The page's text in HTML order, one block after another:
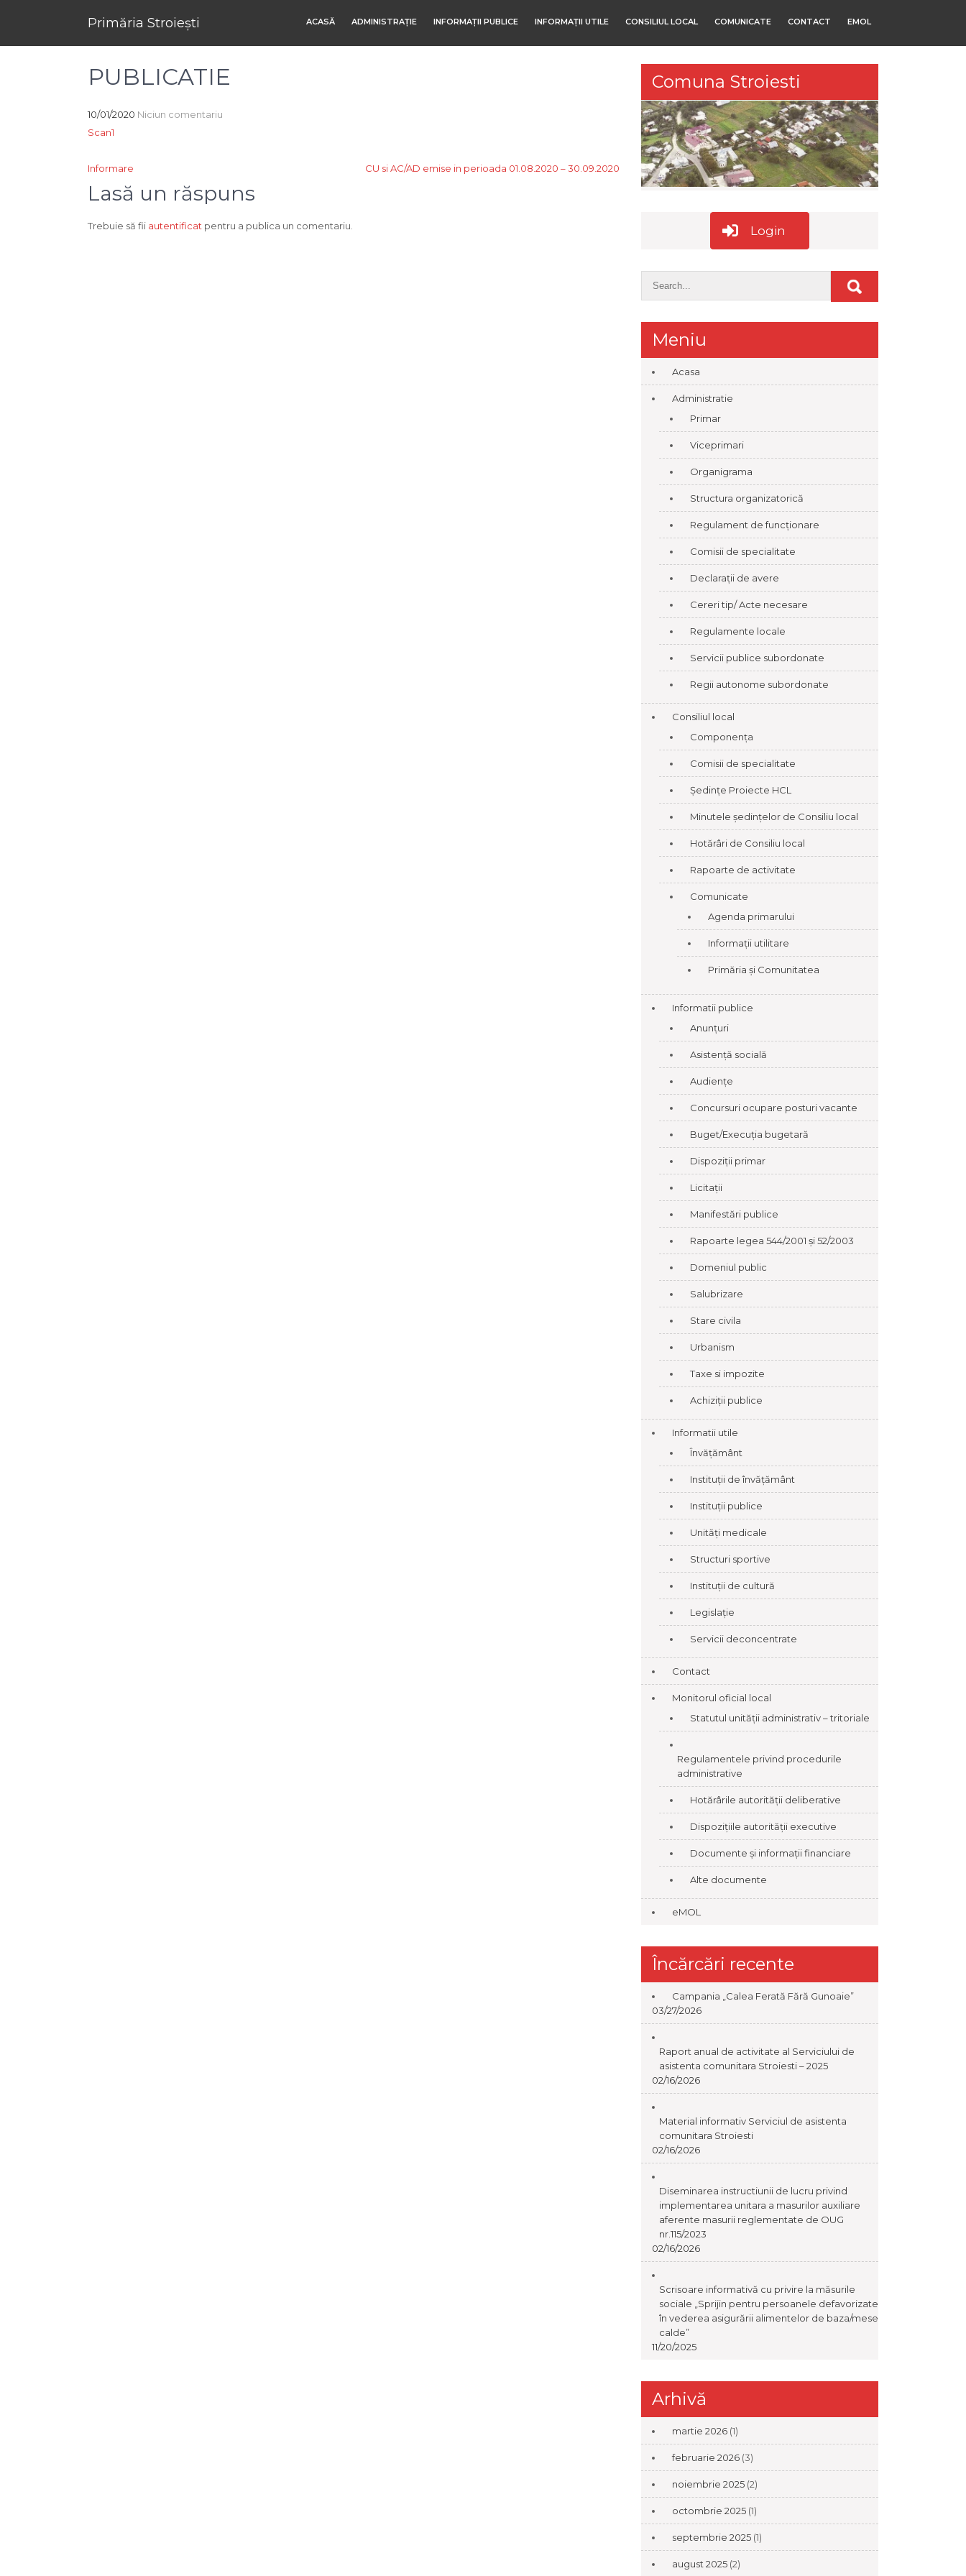
Primăria Stroiești ACASĂ ADMINISTRAȚIE INFORMAȚII PUBLICE INFORMAȚII UTILE CONSILIUL LOCAL COMUNICATE CONTACT EMOL
PUBLICATIE
10/01/2020 Niciun comentariu
Scan1
Navigare
în
Informare CU si AC/AD emise in perioada 01.08.2020 – 30.09.2020
Lasă un răspuns
Trebuie să fii autentificat pentru a publica un comentariu.
Comuna Stroiesti
Login
Meniu
Acasa
Administratie
Primar
Viceprimari
Organigrama
Structura organizatorică
Regulament de funcționare
Comisii de specialitate
Declarații de avere
Cereri tip/ Acte necesare
Regulamente locale
Servicii publice subordonate
Regii autonome subordonate
Consiliul local
Componența
Comisii de specialitate
Ședințe Proiecte HCL
Minutele ședințelor de Consiliu local
Hotărâri de Consiliu local
Rapoarte de activitate
Comunicate
Agenda primarului
Informații utilitare
Primăria și Comunitatea
Informatii publice
Anunțuri
Asistență socială
Audiențe
Concursuri ocupare posturi vacante
Buget/Execuția bugetară
Dispoziții primar
Licitații
Manifestări publice
Rapoarte legea 544/2001 și 52/2003
Domeniul public
Salubrizare
Stare civila
Urbanism
Taxe si impozite
Achiziții publice
Informatii utile
Învățământ
Instituții de învățământ
Instituții publice
Unități medicale
Structuri sportive
Instituții de cultură
Legislație
Servicii deconcentrate
Contact
Monitorul oficial local
Statutul unității administrativ – tritoriale
Regulamentele privind procedurile
administrative
Hotărârile autorității deliberative
Dispozițiile autorității executive
Documente și informații financiare
Alte documente
eMOL
Încărcări recente
Campania „Calea Ferată Fără Gunoaie”
03/27/2026
Raport anual de activitate al Serviciului de
asistenta comunitara Stroiesti – 2025
02/16/2026
Material informativ Serviciul de asistenta
comunitara Stroiesti
02/16/2026
Diseminarea instructiunii de lucru privind
implementarea unitara a masurilor auxiliare
aferente masurii reglementate de OUG
nr.115/2023
02/16/2026
Scrisoare informativă cu privire la măsurile
sociale „Sprijin pentru persoanele defavorizate
în vederea asigurării alimentelor de baza/mese
calde”
11/20/2025
Arhivă
martie 2026 (1)
februarie 2026 (3)
noiembrie 2025 (2)
octombrie 2025 (1)
septembrie 2025 (1)
august 2025 (2)